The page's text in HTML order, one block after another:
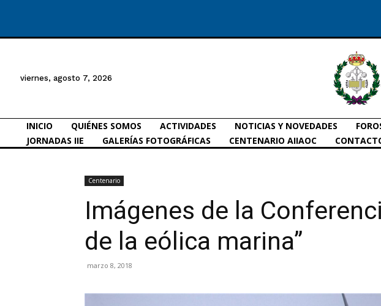
viernes, agosto 7, 2026
INICIO QUIÉNES SOMOS ACTIVIDADES NOTICIAS Y NOVEDADES
JORNADAS IIE
GALERÍAS FOTOGRÁFICAS CENTENARIO AIIAOC
Centenario
Imágenes de la
de la eólica marina”
marzo 8, 2018